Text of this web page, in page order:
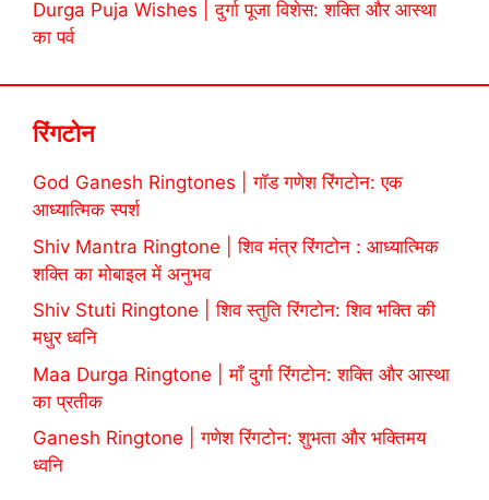
Durga Puja Wishes | दुर्गा पूजा विशेस: शक्ति और आस्था
का पर्व
रिंगटोन
God Ganesh Ringtones | गॉड गणेश रिंगटोन: एक
आध्यात्मिक स्पर्श
Shiv Mantra Ringtone | शिव मंत्र रिंगटोन : आध्यात्मिक
शक्ति का मोबाइल में अनुभव
Shiv Stuti Ringtone | शिव स्तुति रिंगटोन: शिव भक्ति की
मधुर ध्वनि
Maa Durga Ringtone | माँ दुर्गा रिंगटोन: शक्ति और आस्था
का प्रतीक
Ganesh Ringtone | गणेश रिंगटोन: शुभता और भक्तिमय
ध्वनि